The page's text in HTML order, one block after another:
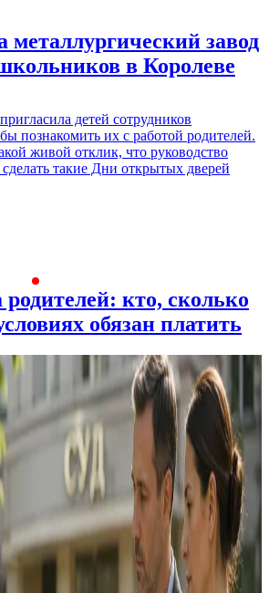
металлургический завод
в Королеве
детей сотрудников
познакомить их с работой родителей.
живой отклик, что руководство
такие Дни открытых дверей
кто, сколько
обязан платить